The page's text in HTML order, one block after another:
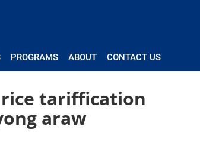
PROGRAMS ABOUT CONTACT US
rice tariffication
araw